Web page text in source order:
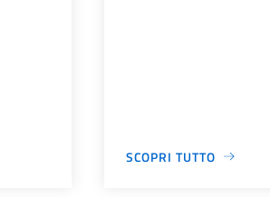
SCOPRI TUTTO